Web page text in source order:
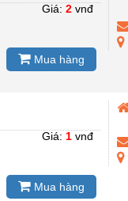
Giá: 2vnđ
Mua hàng
Giá: 1vnđ
Mua hàng